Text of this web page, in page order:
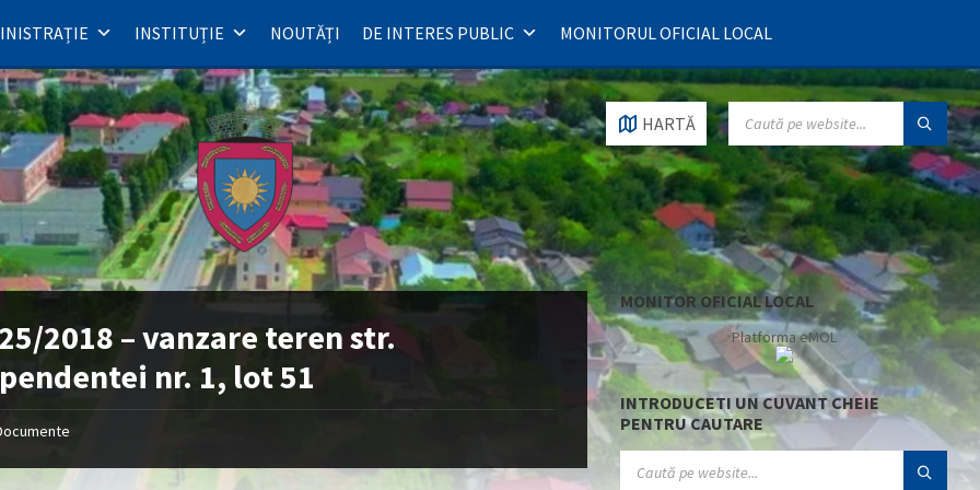
INSTITUȚIE NOUTĂȚI DE INTERES PUBLIC MONITORUL OFICIAL LOCAL
HARTĂ
SEARCH:
2018 – vanzare teren str.
nr. 1, lot 51
MONITOR OFICIAL LOCAL
Platforma eMOL
INTRODUCETI UN CUVANT CHEIE
PENTRU CAUTARE